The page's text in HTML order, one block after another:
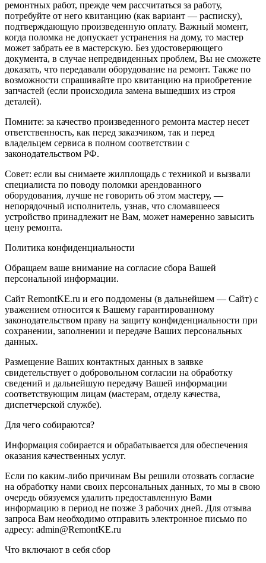
ремонтных работ, прежде чем рассчитаться за работу,
потребуйте от него квитанцию (как вариант — расписку),
подтверждающую произведенную оплату. Важный момент,
когда поломка не допускает устранения на дому, то мастер
может забрать ее в мастерскую. Без удостоверяющего
документа, в случае непредвиденных проблем, Вы не сможете
доказать, что передавали оборудование на ремонт. Также по
возможности спрашивайте про квитанцию на приобретение
запчастей (если происходила замена вышедших из строя
деталей).
Помните: за качество произведенного ремонта мастер несет
ответственность, как перед заказчиком, так и перед
владельцем сервиса в полном соответствии с
законодательством РФ.
Совет: если вы снимаете жилплощадь с техникой и вызвали
специалиста по поводу поломки арендованного
оборудования, лучше не говорить об этом мастеру, —
непорядочный исполнитель, узнав, что сломавшееся
устройство принадлежит не Вам, может намеренно завысить
цену ремонта.
Политика конфиденциальности
Обращаем ваше внимание на согласие сбора Вашей
персональной информации.
Сайт RemontKE.ru и его поддомены (в дальнейшем — Сайт) с
уважением относится к Вашему гарантированному
законодательством праву на защиту конфиденциальности при
сохранении, заполнении и передаче Ваших персональных
данных.
Размещение Ваших контактных данных в заявке
свидетельствует о добровольном согласии на обработку
сведений и дальнейшую передачу Вашей информации
соответствующим лицам (мастерам, отделу качества,
диспетчерской службе).
Для чего собираются?
Информация собирается и обрабатывается для обеспечения
оказания качественных услуг.
Если по каким-либо причинам Вы решили отозвать согласие
на обработку нами своих персональных данных, то мы в свою
очередь обязуемся удалить предоставленную Вами
информацию в период не позже 3 рабочих дней. Для отзыва
запроса Вам необходимо отправить электронное письмо по
адресу: admin@RemontKE.ru
Что включают в себя сбор